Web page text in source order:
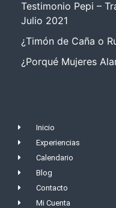
Testimonio Pepi –
Julio 2021
¿Timón de Caña o
¿Porqué Mujeres
Inicio
Experiencias
Calendario
Blog
Contacto
Mi Cuenta